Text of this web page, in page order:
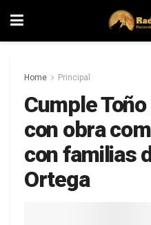
Home Principal
Cumple
con obra
con familias
Ortega